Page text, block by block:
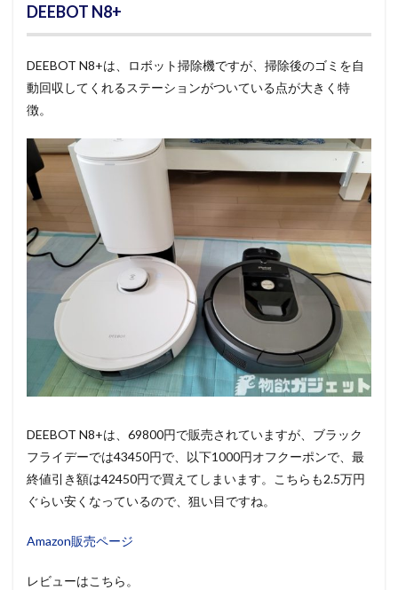
DEEBOT N8+
DEEBOT N8+は、ロボット掃除機ですが、掃除後のゴミを自
動回収してくれるステーションがついている点が大きく特
徴。
DEEBOT N8+は、69800円で販売されていますが、ブラック
フライデーでは43450円で、以下1000円オフクーポンで、最
終値引き額は42450円で買えてしまいます。こちらも2.5万円
ぐらい安くなっているので、狙い目ですね。
Amazon販売ページ
レビューはこちら。